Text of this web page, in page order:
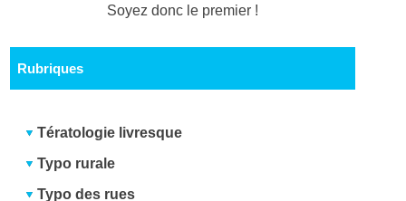
Soyez donc le premier !
Rubriques
Tératologie livresque
Typo rurale
Typo des rues